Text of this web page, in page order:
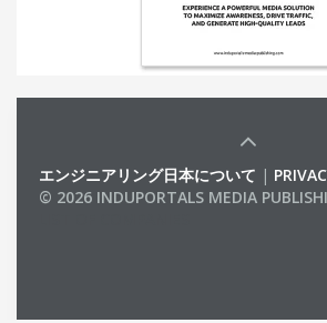
エンジニアリング日本について |
© 2026 INDUPORTALS MEDIA